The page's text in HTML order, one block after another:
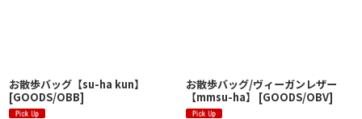
お散歩バッグ【su-ha kun】
[GOODS/OBB]
お散歩バッグ/ヴィーガンレザー
【mmsu-ha】
[GOODS/OBV]